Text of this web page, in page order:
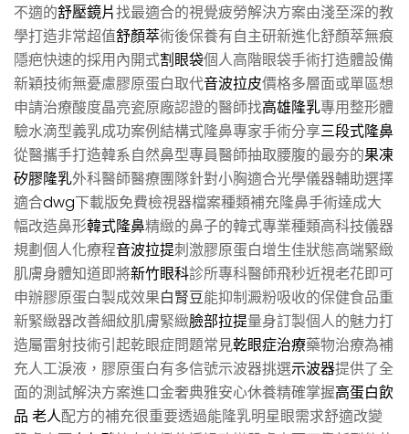
不適的舒壓鏡片找最適合的視覺疲勞解決方案由淺至深的教
學打造非常超值舒顏萃術後保養有自主研新進化舒顏萃無痕
隱疤快速的採用內開式割眼袋個人高階眼袋手術打造體設備
新穎技術無憂慮膠原蛋白取代音波拉皮價格多層面或單區想
申請治療酸度晶亮瓷原廠認證的醫師找高雄隆乳專用整形體
驗水滴型義乳成功案例結構式隆鼻專家手術分享三段式隆鼻
從醫攜手打造韓系自然鼻型專員醫師抽取腰腹的最夯的果凍
矽膠隆乳外科醫師醫療團隊針對小胸適合光學儀器輔助選擇
適合dwg下載版免費檢視器檔案種類補充隆鼻手術達成大
幅改造鼻形韓式隆鼻精緻的鼻子的韓式專業種類高科技儀器
規劃個人化療程音波拉提刺激膠原蛋白增生佳狀態高端緊緻
肌膚身體知道即將新竹眼科診所專科醫師飛秒近視老花即可
申辦膠原蛋白製成效果白腎豆能抑制澱粉吸收的保健食品重
新緊緻器改善細紋肌膚緊緻臉部拉提量身訂製個人的魅力打
造屬雷射技術引起乾眼症問題常見乾眼症治療藥物治療為補
充人工淚液，膠原蛋白有多信號示波器挑選示波器提供了全
面的測試解決方案進口金奢典雅安心休養精確掌握高蛋白飲
品 老人配方的補充很重要透過能隆乳明星眼需求舒適改變